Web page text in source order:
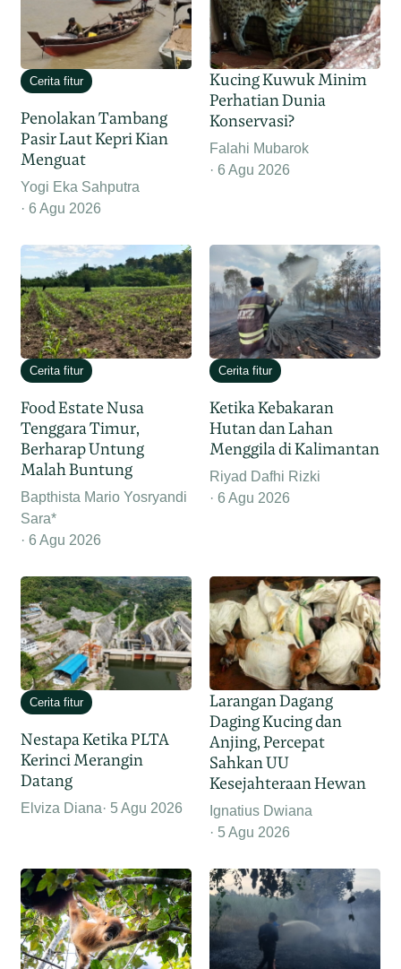
Cerita fitur
Penolakan Tambang
Pasir Laut Kepri Kian
Menguat
Yogi Eka Sahputra
6 Agu 2026
Kucing Kuwuk Minim
Perhatian Dunia
Konservasi?
Falahi Mubarok
6 Agu 2026
Cerita fitur
Food Estate Nusa
Tenggara Timur,
Berharap Untung
Malah Buntung
Bapthista Mario Yosryandi
Sara*
6 Agu 2026
Cerita fitur
Ketika Kebakaran
Hutan dan Lahan
Menggila di Kalimantan
Riyad Dafhi Rizki
6 Agu 2026
Cerita fitur
Nestapa Ketika PLTA
Kerinci Merangin
Datang
Elviza Diana 5 Agu 2026
Larangan Dagang
Daging Kucing dan
Anjing, Percepat
Sahkan UU
Kesejahteraan Hewan
Ignatius Dwiana
5 Agu 2026